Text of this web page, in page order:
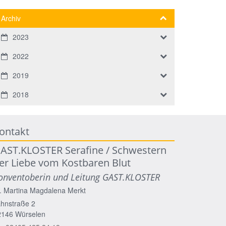
Archiv
2023
2022
2019
2018
Serafine / Schwestern
Liebe vom Kostbaren Blut
und Leitung GAST.KLOSTER
Martina Magdalena Merkt
2
Würselen